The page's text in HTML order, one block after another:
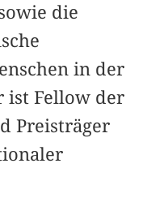
die
in der
ist Fellow der
Preisträger